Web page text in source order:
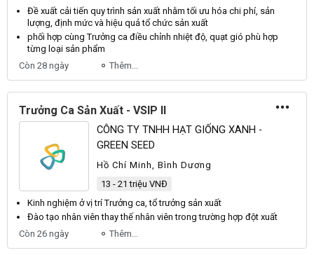
Đề xuất cải tiến quy trình sản xuất nhằm tối ưu hóa chi phí, sản
lượng, định mức và hiệu quảtổ chức sản xuất
phối hợp cùngTrưởng ca điều chỉnh nhiệt độ, quạt gió phù hợp
từng loại sản phẩm
Còn 28 ngày
Thêm...
Trưởng Ca Sản Xuất - VSIP II
CÔNG TY TNHH HẠT GIỐNG XANH -
GREEN SEED
Hồ Chí Minh, Bình Dương
13 - 21 triệu VNĐ
Kinh nghiệm ở vị tríTrưởng ca,tổ trưởng sản xuất
Đào tạo nhân viên thay thế nhân viên trong trường hợp đột xuất
Còn 26 ngày
Thêm...